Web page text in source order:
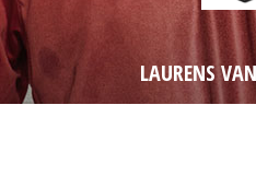
LAURENS